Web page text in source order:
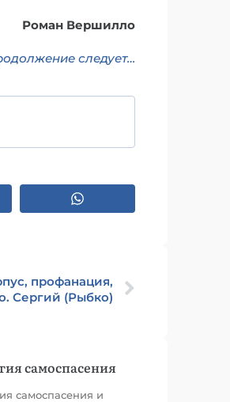
Роман Вершилло
следует…
профанация,
Сергий (Рыбко)
самоспасения
самоспасения и